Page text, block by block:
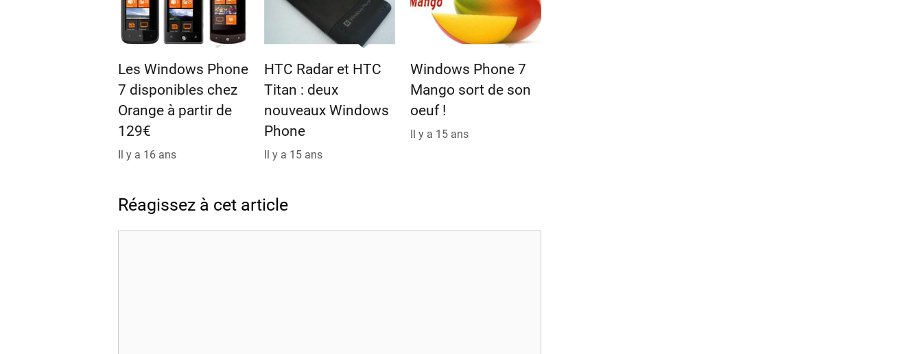
Les Windows Phone
7 disponibles chez
Orange à partir de
129€
Il y a 16 ans
HTC Radar et HTC
Titan : deux
nouveaux Windows
Phone
Il y a 15 ans
Windows Phone 7
Mango sort de son
oeuf !
Il y a 15 ans
Réagissez à cet article